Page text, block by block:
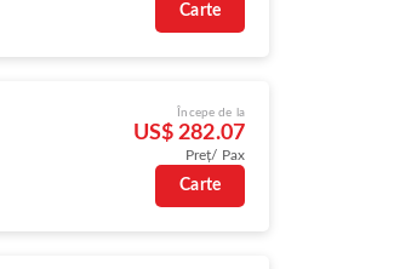
Carte
Începe de la
US$ 282.07
Preț/ Pax
Carte